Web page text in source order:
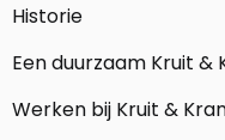
Historie
Een duurzaam Kruit &
Werken bij Kruit &